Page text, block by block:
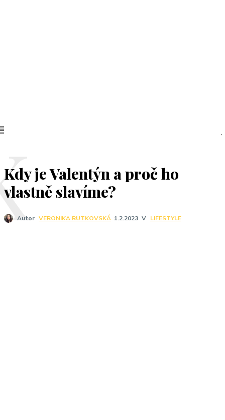
Kdy je Valentýn a proč ho
vlastně slavíme?
Autor VERONIKA RUTKOVSKÁ 1.2.2023 V LIFESTYLE